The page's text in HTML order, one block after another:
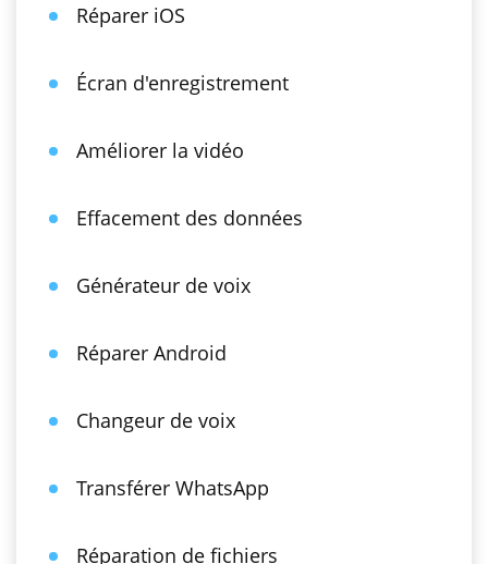
Réparer iOS
Écran d'enregistrement
Améliorer la vidéo
Effacement des données
Générateur de voix
Réparer Android
Changeur de voix
Transférer WhatsApp
Réparation de fichiers